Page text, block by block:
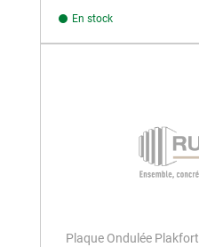
En stock
Plaque Ondulée